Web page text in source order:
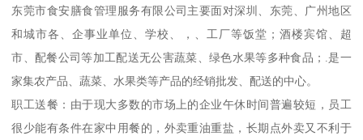
东莞市食安膳食管理服务有限公司主要面对深圳、东莞、广州地区
和城市各、企事业单位、学校、，、工厂等饭堂；酒楼宾馆、超
市、配餐公司等加工配送无公害蔬菜、绿色水果等多种食品；.是一
家集农产品、蔬菜、水果类等产品的经销批发、配送的中心。
职工送餐：由于现大多数的市场上的企业午休时间普遍较短，员工
很少能有条件在家中用餐的，外卖重油重盐，长期点外卖又不利于